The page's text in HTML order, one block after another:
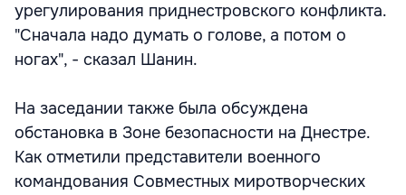
урегулирования приднестровского конфликта.
"Сначала надо думать о голове, а потом о
ногах", - сказал Шанин.
На заседании также была обсуждена
обстановка в Зоне безопасности на Днестре.
Как отметили представители военного
командования Совместных миротворческих